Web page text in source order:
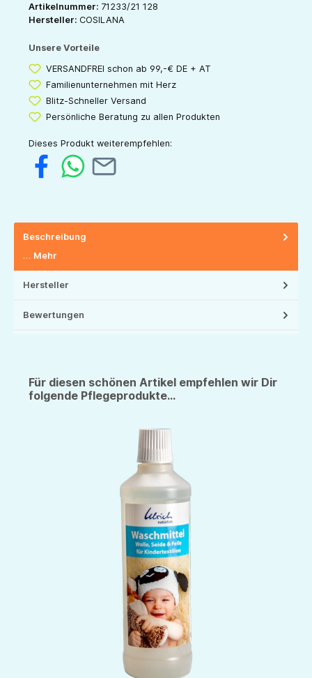
Artikelnummer: 71233/21 128
Hersteller: COSILANA
Unsere Vorteile
VERSANDFREI schon ab 99,-€ DE + AT
Familienunternehmen mit Herz
Blitz-Schneller Versand
Persönliche Beratung zu allen Produkten
Dieses Produkt weiterempfehlen:
Beschreibung
… Mehr
Hersteller
Bewertungen
Für diesen schönen Artikel empfehlen wir Dir
folgende Pflegeprodukte...